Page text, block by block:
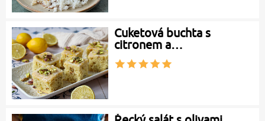
Cuketová buchta s
citronem a…